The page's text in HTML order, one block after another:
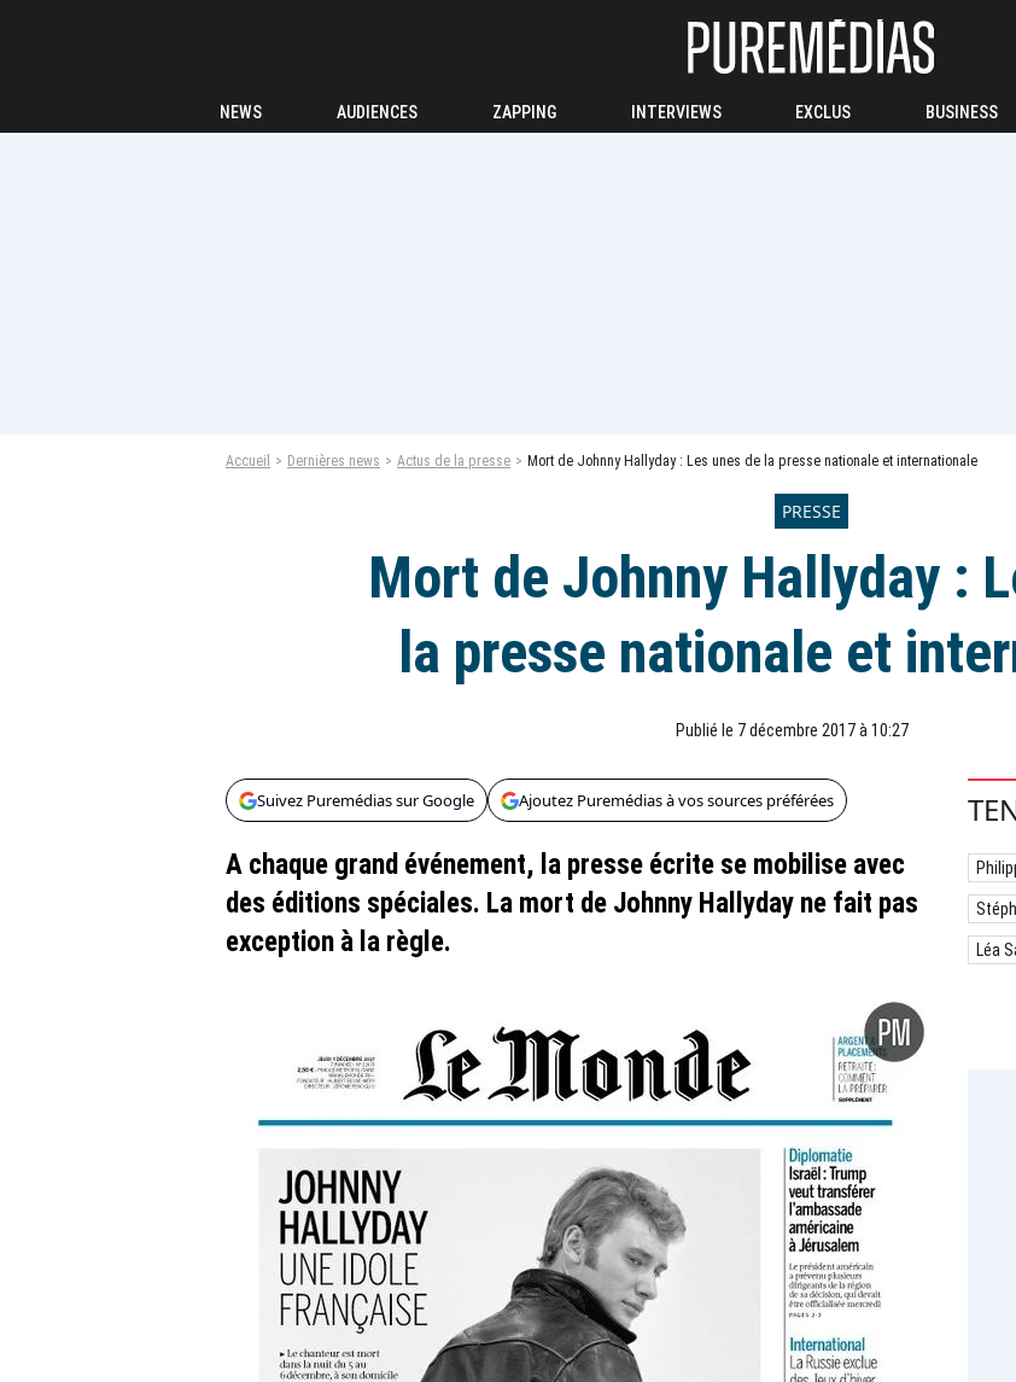
NEWS AUDIENCES ZAPPING INTERVIEWS EXCLUS BUSINESS
Accueil Dernières news Actus de la presse Mort de Johnny Hallyday : Les unes de la presse nationale et internationale
PRESSE
Mort de Johnny Hallyday :
la presse nationale et
Publié le 7 décembre 2017 à 10:27
Suivez Puremédias sur Google Ajoutez Puremédias à vos sources préférées
A chaque grand événement, la presse écrite se mobilise avec
des éditions spéciales. La mort de Johnny Hallyday ne fait pas
exception à la règle.
Léa